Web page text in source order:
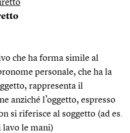
che ha forma simile al
personale, che ha la
rappresenta il
anziché l’oggetto, espresso
si riferisce al soggetto (ad es.
lavo le mani)